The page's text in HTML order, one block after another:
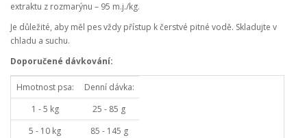
extraktu z rozmarýnu – 95 m.j./kg.
Je důležité, aby měl pes vždy přístup k čerstvé pitné vodě. Skladujte v
chladu a suchu.
Doporučené dávkování:
Hmotnost psa:
Denní dávka:
1 - 5 kg
25 - 85 g
5 - 10 kg
85 - 145 g